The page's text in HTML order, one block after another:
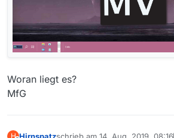
Woran liegt es?
MfG
H Hirnspatzschrieb am 14. Aug. 2019, 08:16